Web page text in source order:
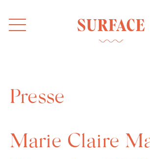
Presse
Marie Claire